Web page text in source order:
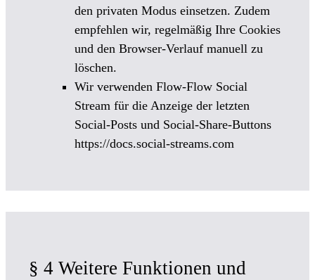
den privaten Modus einsetzen. Zudem
empfehlen wir, regelmäßig Ihre Cookies
und den Browser-Verlauf manuell zu
löschen.
Wir verwenden Flow-Flow Social
Stream für die Anzeige der letzten
Social-Posts und Social-Share-Buttons
https://docs.social-streams.com
§ 4 Weitere Funktionen und